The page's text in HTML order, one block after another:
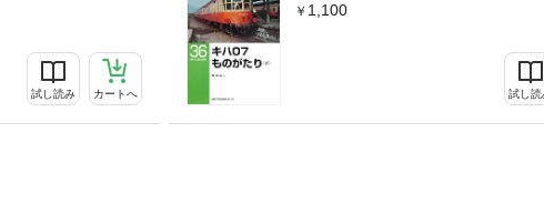
試し読み カートへ
1,100
試し読